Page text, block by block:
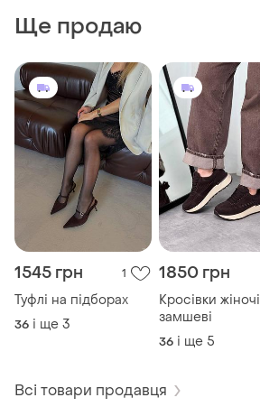
Ще продаю
1545 грн 1
Туфлі на підборах
36 і ще 3
1850 грн
Кросівки жіночі
замшеві
36 і ще 5
Всі товари продавця